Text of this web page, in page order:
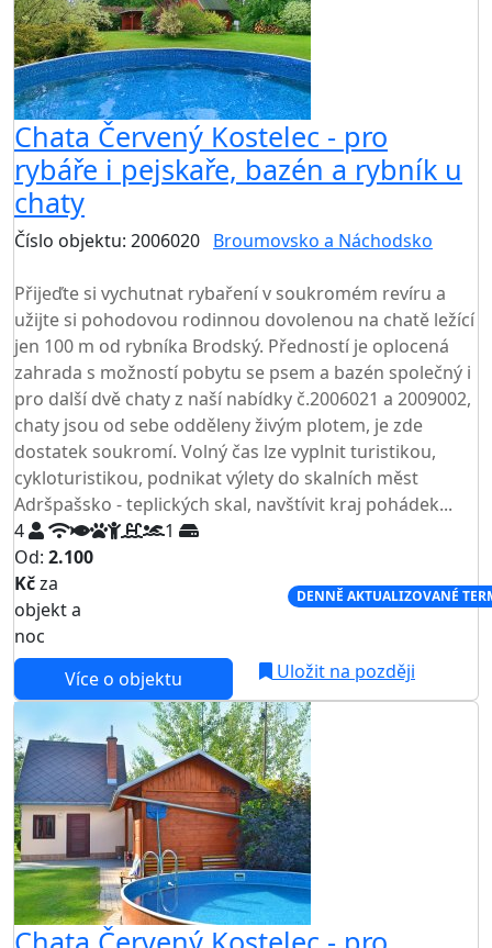
Chata Červený Kostelec - pro
rybáře i pejskaře, bazén a rybník u
chaty
Číslo objektu: 2006020 Broumovsko a Náchodsko
Přijeďte si vychutnat rybaření v soukromém revíru a
užijte si pohodovou rodinnou dovolenou na chatě ležící
jen 100 m od rybníka Brodský. Předností je oplocená
zahrada s možností pobytu se psem a bazén společný i
pro další dvě chaty z naší nabídky č.2006021 a 2009002,
chaty jsou od sebe odděleny živým plotem, je zde
dostatek soukromí. Volný čas lze vyplnit turistikou,
cykloturistikou, podnikat výlety do skalních měst
Adršpašsko - teplických skal, navštívit kraj pohádek...
4
1
Od: 2.100
Kčza
objekt a
noc
DENNĚ AKTUALIZOVANÉ
Více o objektu Uložit na později